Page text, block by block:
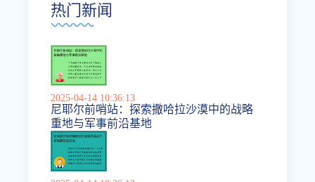
热门新闻
2025-04-14 10:36:13
尼耶尔前哨站：探索撒哈拉沙漠中的战略
重地与军事前沿基地